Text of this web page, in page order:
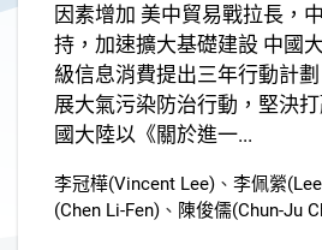
因素增加 美中貿易戰拉長，
持，加速擴大基礎建設 中國
級信息消費提出三年行動計
展大氣污染防治行動，堅決
國大陸以《關於進一...
李冠樺(Vincent Lee) 、 李佩縈
(Chen Li-Fen) 、 陳俊儒(Chun-Ju